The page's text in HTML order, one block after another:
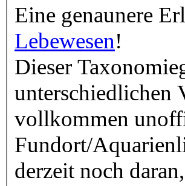
Eine genaunere
Lebewesen!
Dieser
unterschiedlichen
vollkommen
Fundort/
derzeit noch